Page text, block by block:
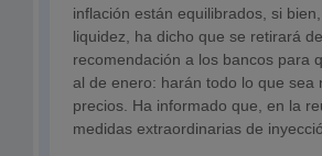
inflación están equilibrados, si
liquidez, ha dicho que se retirará
recomendación a los bancos para
al de enero: harán todo lo que
precios. Ha informado que, en la
medidas extraordinarias de